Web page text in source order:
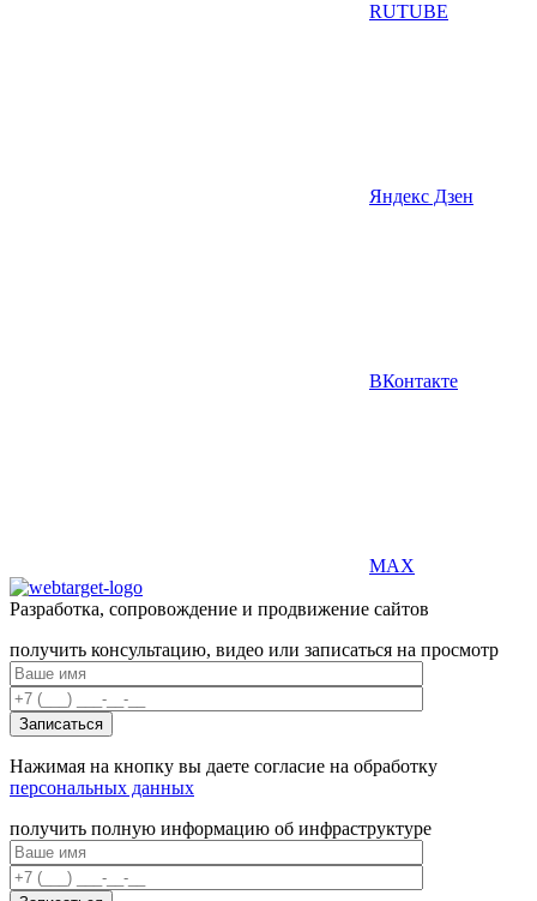
RUTUBE
Яндекс Дзен
ВКонтакте
MAX
Разработка, сопровождение и продвижение сайтов
получить консультацию, видео или записаться на просмотр
Нажимая на кнопку вы даете согласие на обработку
персональных данных
получить полную информацию об инфраструктуре